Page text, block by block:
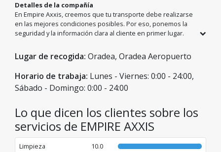
Detalles de la compañía
En Empire Axxis, creemos que tu transporte debe realizarse
en las mejores condiciones posibles. Por eso, ponemos la
seguridad y la información clara al cliente en primer lugar.
todos los detalles necesarios sobre el proceso de alquiler,
eliminando cualquier incertidumbre. Con Empire Axxis
predecible.
Lugar de recogida: Oradea, Oradea Aeropuerto
Horario de trabaja: Lunes - Viernes: 0:00 - 24:00,
Sábado - Domingo: 0:00 - 24:00
Lo que dicen los clientes sobre los
servicios de EMPIRE AXXIS
Limpieza
10.0